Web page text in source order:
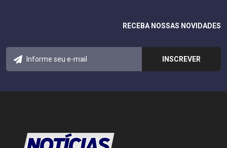
RECEBA NOSSAS NOVIDADES